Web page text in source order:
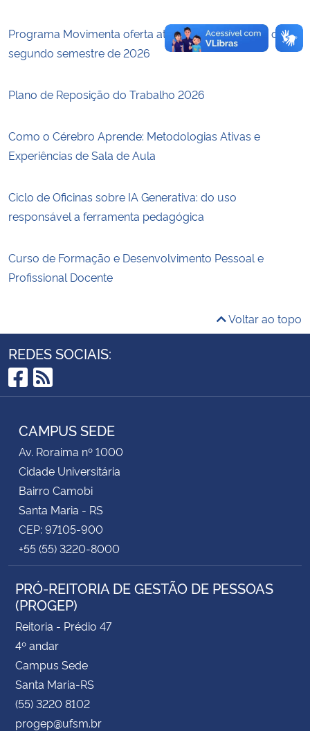
Programa Movimenta oferta atividades físicas para o
segundo semestre de 2026
Plano de Reposição do Trabalho 2026
Como o Cérebro Aprende: Metodologias Ativas e
Experiências de Sala de Aula
Ciclo de Oficinas sobre IA Generativa: do uso
responsável a ferramenta pedagógica
Curso de Formação e Desenvolvimento Pessoal e
Profissional Docente
Voltar ao topo
REDES SOCIAIS:
Facebook
RSS
CAMPUS SEDE
Av. Roraima nº 1000
Cidade Universitária
Bairro Camobi
Santa Maria - RS
CEP: 97105-900
+55 (55) 3220-8000
PRÓ-REITORIA DE GESTÃO DE PESSOAS
(PROGEP)
Reitoria - Prédio 47
4º andar
Campus Sede
Santa Maria-RS
(55) 3220 8102
progep@ufsm.br